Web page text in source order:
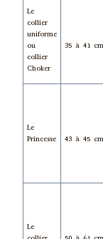
Le
collier
uniforme
ou
collier
Choker
35 à 41 cm
Le
Princesse
43 à 45 cm
Le